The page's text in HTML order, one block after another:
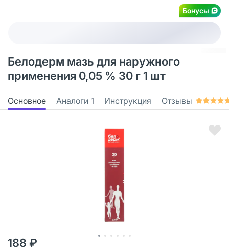
Бонусы
Белодерм мазь для наружного
применения 0,05 % 30 г 1 шт
Основное Аналоги 1 Инструкция Отзывы
188 ₽